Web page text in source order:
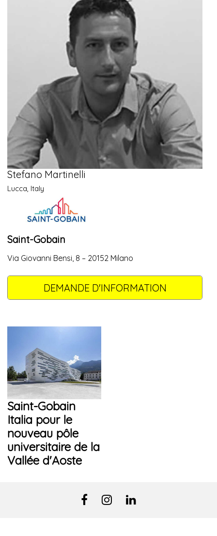
Stefano Martinelli
Lucca, Italy
Saint-Gobain
Via Giovanni Bensi, 8 – 20152 Milano
DEMANDE D'INFORMATION
Saint-Gobain
Italia pour le
nouveau pôle
universitaire de la
Vallée d'Aoste